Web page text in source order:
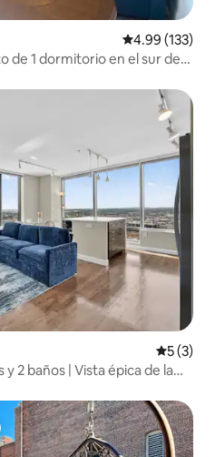
Calificación
4.99 (133)
de 1 dormitorio en el sur de
5 (3)
2 baños | Vista épica de la